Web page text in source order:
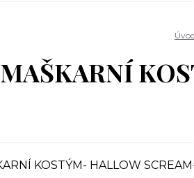
Úvod
MAŠKARNÍ